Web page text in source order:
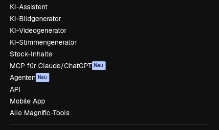
KI-Assistent
KI-Bildgenerator
KI-Videogenerator
KI-Stimmengenerator
Stock-Inhalte
MCP für Claude/ChatGPT Neu
Agenten Neu
API
Mobile App
Alle Magnific-Tools